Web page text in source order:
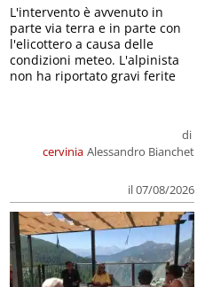
cervinia
di
Alessandro Bianchet
il 07/08/2026
L'intervento è avvenuto in
parte via terra e in parte con
l'elicottero a causa delle
condizioni meteo. L'alpinista
non ha riportato gravi ferite